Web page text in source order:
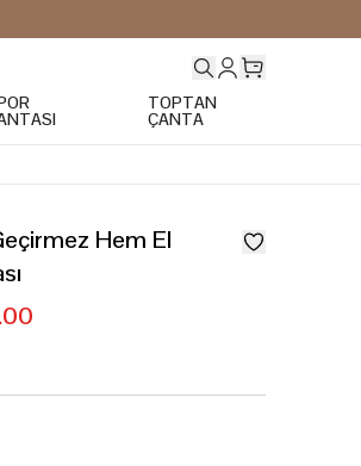
TOPTAN
ÇANTA
Hem El